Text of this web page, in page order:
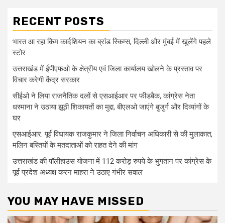
RECENT POSTS
भारत आ रहा किम कार्दशियन का ब्रांड स्किम्स, दिल्ली और मुंबई में खुलेंगे पहले
स्टोर
उत्तराखंड में ईपीएफओ के क्षेत्रीय एवं जिला कार्यालय खोलने के प्रस्ताव पर
विचार करेगी केंद्र सरकार
सीईओ ने लिया राजनैतिक दलों से एसआईआर पर फीडबैक, कांग्रेस नेता
धस्माना ने उठाया झूठी शिकायतों का मुद्दा, बीएलओ जाएंगे बुजुर्ग और दिव्यांगों के
घर
एसआईआर: पूर्व विधायक राजकुमार ने जिला निर्वाचन अधिकारी से की मुलाकात,
मलिन बस्तियों के मतदाताओं को राहत देने की मांग
उत्तराखंड की पॉलीहाउस योजना में 112 करोड़ रुपये के भुगतान पर कांग्रेस के
पूर्व प्रदेश अध्यक्ष करन माहरा ने उठाए गंभीर सवाल
YOU MAY HAVE MISSED